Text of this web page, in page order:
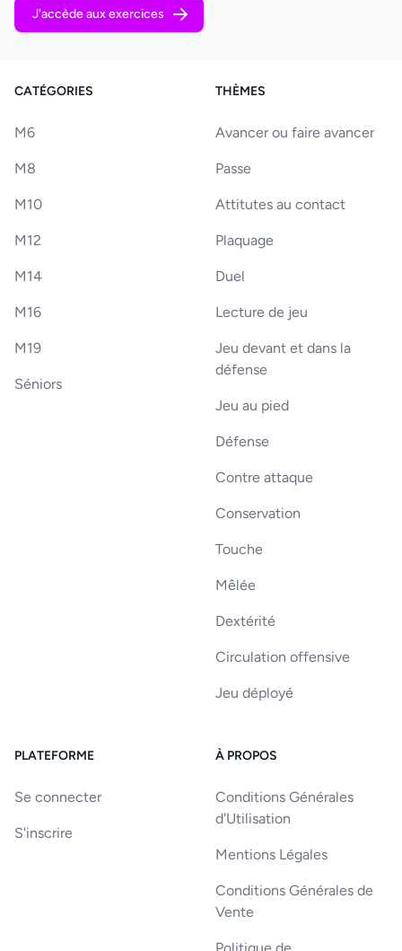
J'accède aux exercices
CATÉGORIES
M6
M8
M10
M12
M14
M16
M19
Séniors
THÈMES
Avancer ou faire avancer
Passe
Attitutes au contact
Plaquage
Duel
Lecture de jeu
Jeu devant et dans la
défense
Jeu au pied
Défense
Contre attaque
Conservation
Touche
Mêlée
Dextérité
Circulation offensive
Jeu déployé
PLATEFORME
Se connecter
S'inscrire
À PROPOS
Conditions Générales
d'Utilisation
Mentions Légales
Conditions Générales de
Vente